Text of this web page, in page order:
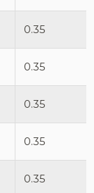
0.35
0.35
0.35
0.35
0.35